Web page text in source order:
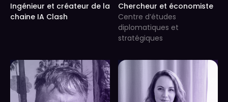
Ingénieur et créateur de la
chaine IA Clash
Chercheur et économiste
Centre d’études
diplomatiques et
stratégiques